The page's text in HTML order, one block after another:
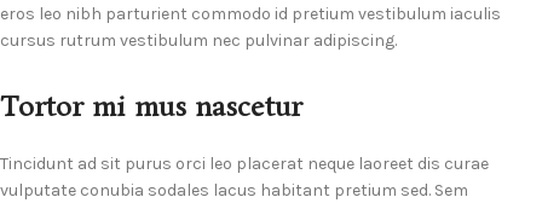
eros leo nibh parturient commodo id pretium vestibulum iaculis
cursus rutrum vestibulum nec pulvinar adipiscing.
Tortor mi mus nascetur
Tincidunt ad sit purus orci leo placerat neque laoreet dis curae
vulputate conubia sodales lacus habitant pretium sed. Sem